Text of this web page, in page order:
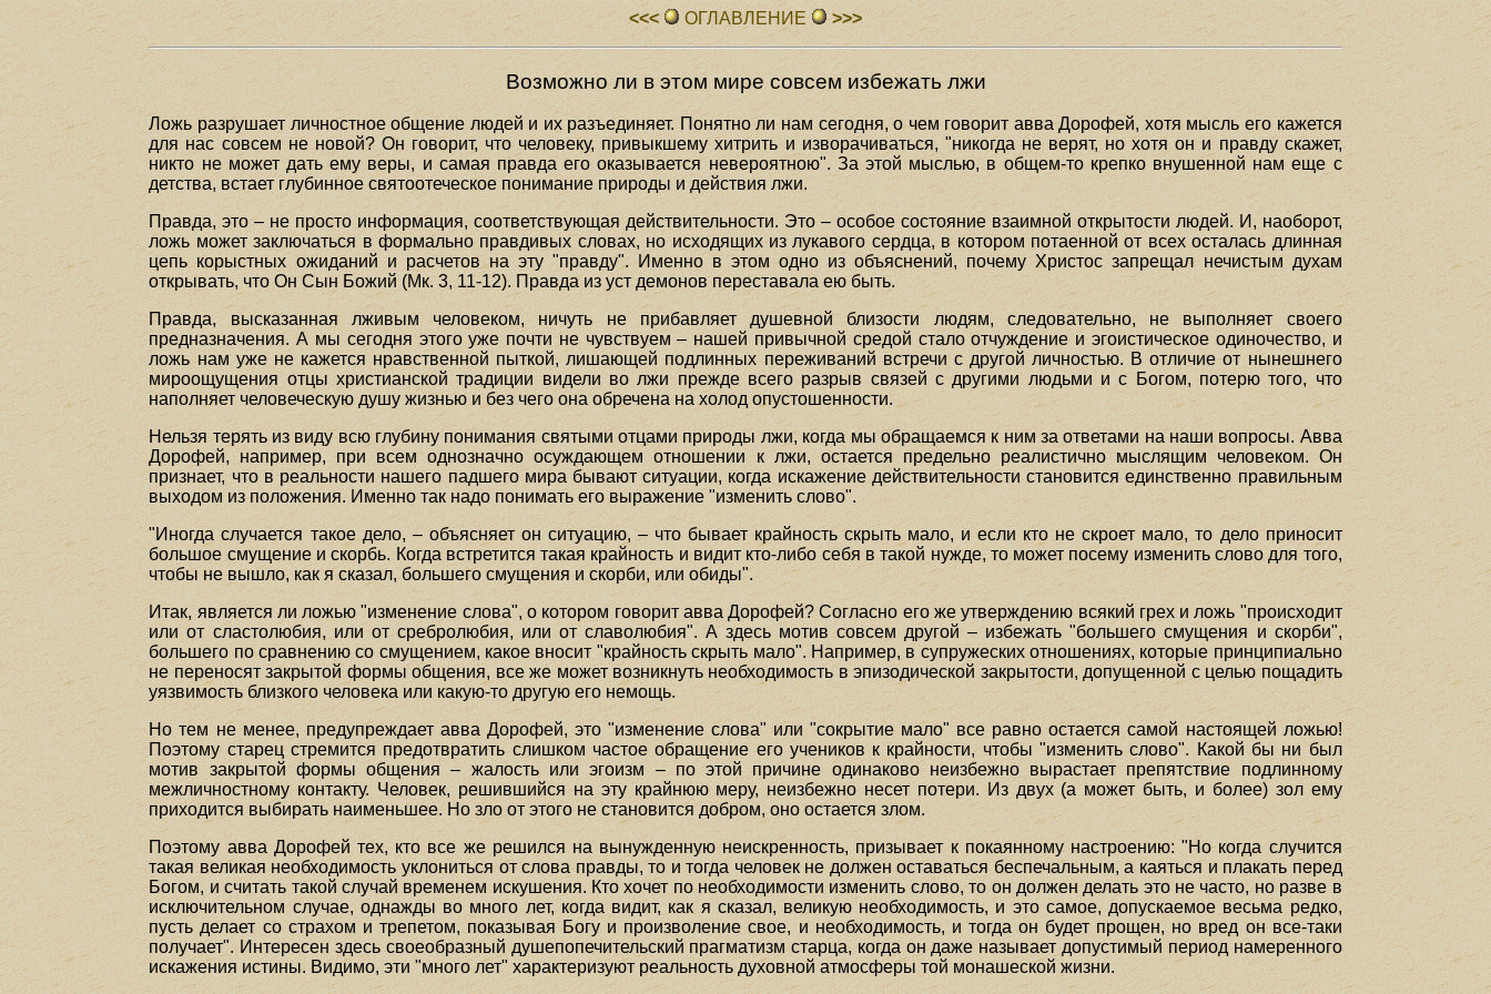
<<< ОГЛАВЛЕHИЕ >>>
Возможно ли в этом мире совсем избежать лжи
Ложь разрушает личностное общение людей и их разъединяет. Понятно ли нам сегодня, о чем говорит авва Дорофей, хотя мысль его кажется
для нас совсем не новой? Он говорит, что человеку, привыкшему хитрить и изворачиваться, "никогда не верят, но хотя он и правду скажет,
никто не может дать ему веры, и самая правда его оказывается невероятною". За этой мыслью, в общем-то крепко внушенной нам еще с
детства, встает глубинное святоотеческое понимание природы и действия лжи.
Правда, это – не просто информация, соответствующая действительности. Это – особое состояние взаимной открытости людей. И, наоборот,
ложь может заключаться в формально правдивых словах, но исходящих из лукавого сердца, в котором потаенной от всех осталась длинная
цепь корыстных ожиданий и расчетов на эту "правду". Именно в этом одно из объяснений, почему Христос запрещал нечистым духам
открывать, что Он Сын Божий (Мк. 3, 11-12). Правда из уст демонов переставала ею быть.
Правда, высказанная лживым человеком, ничуть не прибавляет душевной близости людям, следовательно, не выполняет своего
предназначения. А мы сегодня этого уже почти не чувствуем – нашей привычной средой стало отчуждение и эгоистическое одиночество, и
ложь нам уже не кажется нравственной пыткой, лишающей подлинных переживаний встречи с другой личностью. В отличие от нынешнего
мироощущения отцы христианской традиции видели во лжи прежде всего разрыв связей с другими людьми и с Богом, потерю того, что
наполняет человеческую душу жизнью и без чего она обречена на холод опустошенности.
Нельзя терять из виду всю глубину понимания святыми отцами природы лжи, когда мы обращаемся к ним за ответами на наши вопросы. Авва
Дорофей, например, при всем однозначно осуждающем отношении к лжи, остается предельно реалистично мыслящим человеком. Он
признает, что в реальности нашего падшего мира бывают ситуации, когда искажение действительности становится единственно правильным
выходом из положения. Именно так надо понимать его выражение "изменить слово".
"Иногда случается такое дело, – объясняет он ситуацию, – что бывает крайность скрыть мало, и если кто не скроет мало, то дело приносит
большое смущение и скорбь. Когда встретится такая крайность и видит кто-либо себя в такой нужде, то может посему изменить слово для того,
чтобы не вышло, как я сказал, большего смущения и скорби, или обиды".
Итак, является ли ложью "изменение слова", о котором говорит авва Дорофей? Согласно его же утверждению всякий грех и ложь "происходит
или от сластолюбия, или от сребролюбия, или от славолюбия". А здесь мотив совсем другой – избежать "большего смущения и скорби",
большего по сравнению со смущением, какое вносит "крайность скрыть мало". Например, в супружеских отношениях, которые принципиально
не переносят закрытой формы общения, все же может возникнуть необходимость в эпизодической закрытости, допущенной с целью пощадить
уязвимость близкого человека или какую-то другую его немощь.
Но тем не менее, предупреждает авва Дорофей, это "изменение слова" или "сокрытие мало" все равно остается самой настоящей ложью!
Поэтому старец стремится предотвратить слишком частое обращение его учеников к крайности, чтобы "изменить слово". Какой бы ни был
мотив закрытой формы общения – жалость или эгоизм – по этой причине одинаково неизбежно вырастает препятствие подлинному
межличностному контакту. Человек, решившийся на эту крайнюю меру, неизбежно несет потери. Из двух (а может быть, и более) зол ему
приходится выбирать наименьшее. Но зло от этого не становится добром, оно остается злом.
Поэтому авва Дорофей тех, кто все же решился на вынужденную неискренность, призывает к покаянному настроению: "Но когда случится
такая великая необходимость уклониться от слова правды, то и тогда человек не должен оставаться беспечальным, а каяться и плакать перед
Богом, и считать такой случай временем искушения. Кто хочет по необходимости изменить слово, то он должен делать это не часто, но разве в
исключительном случае, однажды во много лет, когда видит, как я сказал, великую необходимость, и это самое, допускаемое весьма редко,
пусть делает со страхом и трепетом, показывая Богу и произволение свое, и необходимость, и тогда он будет прощен, но вред он все-таки
получает". Интересен здесь своеобразный душепопечительский прагматизм старца, когда он даже называет допустимый период намеренного
искажения истины. Видимо, эти "много лет" характеризуют реальность духовной атмосферы той монашеской жизни.